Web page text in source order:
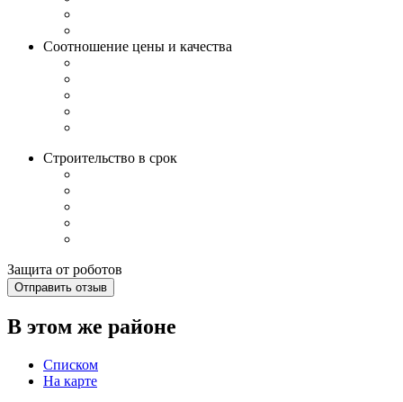
Соотношение цены и качества
Строительство в срок
Защита от роботов
Отправить отзыв
В этом же районе
Списком
На карте